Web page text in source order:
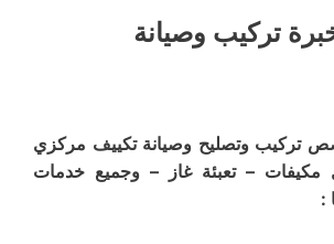
تركيب وصيانة
تركيب وتصليح وصيانة تكييف مركزي
– تعبئة غاز – وجميع خدمات
: